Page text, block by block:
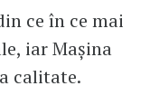
ce în ce mai
iar Mașina
calitate.